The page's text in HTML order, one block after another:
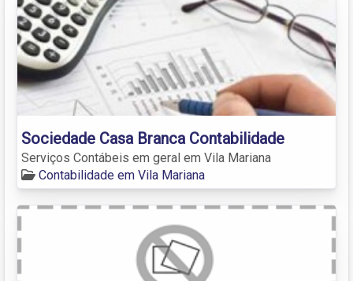
Sociedade Casa Branca Contabilidade
Serviços Contábeis em geral em Vila Mariana
Contabilidade em Vila Mariana